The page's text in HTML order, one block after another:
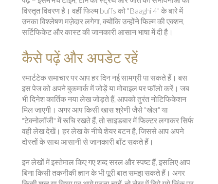
विस्तृत विवरण है। वहीं फिल्म buffs को "Baaghi 4" के बारे में
उनका विश्लेषण मज़ेदार लगेगा, क्योंकि उन्होंने फिल्म की एक्शन,
सर्टिफिकेट और कास्ट की जानकारी आसान भाषा में दी है।
कैसे पढ़ें और अपडेट रहें
स्मार्टटेक समाचार पर आप हर दिन नई सामग्री पा सकते हैं। बस
इस पेज को अपने बुकमार्क में जोड़ें या मोबाइल पर फॉलो करें। जब
भी दिनेश कार्तिक नया लेख जोड़ते हैं, आपको तुरंत नोटिफिकेशन
मिल जाएगी। अगर आप किसी खास श्रेणी जैसे "खेल" या
"टेक्नोलॉजी" में रूचि रखते हैं, तो साइडबार में फिल्टर लगाकर सिर्फ
वही लेख देखें। हर लेख के नीचे शेयर बटन है, जिससे आप अपने
दोस्तों के साथ आसानी से जानकारी बाँट सकते हैं।
इन लेखों में इस्तेमाल किए गए शब्द सरल और स्पष्ट हैं, इसलिए आप
बिना किसी तकनीकी ज्ञान के भी पूरी बात समझ सकते हैं। अगर